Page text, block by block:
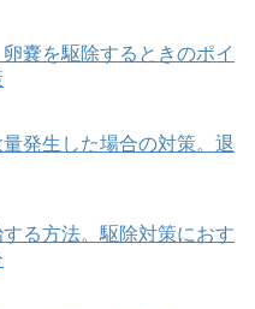
嚢を駆除するときのポイ
発生した場合の対策。退
る方法。駆除対策におす